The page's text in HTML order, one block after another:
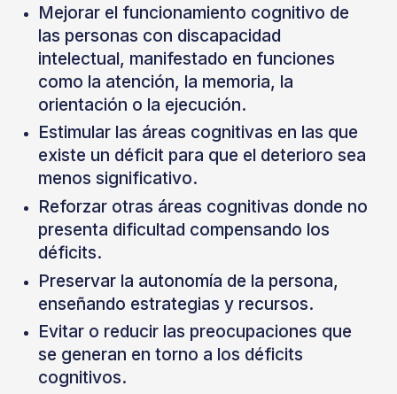
Mejorar el funcionamiento cognitivo de
las personas con discapacidad
intelectual, manifestado en funciones
como la atención, la memoria, la
orientación o la ejecución.
Estimular las áreas cognitivas en las que
existe un déficit para que el deterioro sea
menos significativo.
Reforzar otras áreas cognitivas donde no
presenta dificultad compensando los
déficits.
Preservar la autonomía de la persona,
enseñando estrategias y recursos.
Evitar o reducir las preocupaciones que
se generan en torno a los déficits
cognitivos.